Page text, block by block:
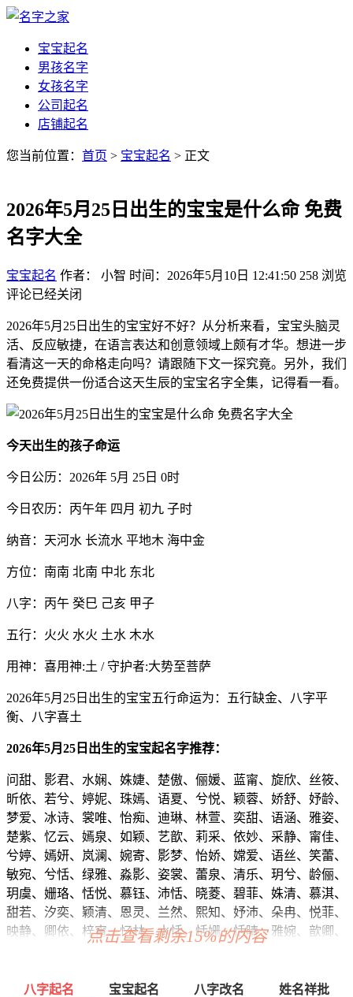
宝宝起名
男孩名字
女孩名字
公司起名
店铺起名
您当前位置： 首页 > 宝宝起名 > 正文
2026年5月25日出生的宝宝是什么命 免费
名字大全
宝宝起名 作者： 小智 时间：2026年5月10日 12:41:50 258 浏览
评论已经关闭
2026年5月25日出生的宝宝好不好？从分析来看，宝宝头脑灵
活、反应敏捷，在语言表达和创意领域上颇有才华。想进一步
看清这一天的命格走向吗？请跟随下文一探究竟。另外，我们
还免费提供一份适合这天生辰的宝宝名字全集，记得看一看。
今天出生的孩子命运
今日公历：2026年 5月 25日 0时
今日农历：丙午年 四月 初九 子时
纳音：天河水 长流水 平地木 海中金
方位：南南 北南 中北 东北
八字：丙午 癸巳 己亥 甲子
五行：火火 水火 土水 木水
用神：喜用神:土 / 守护者:大势至菩萨
2026年5月25日出生的宝宝五行命运为：五行缺金、八字平
衡、八字喜土
2026年5月25日出生的宝宝起名字推荐：
问甜、影君、水娴、姝婕、楚傲、俪媛、蓝甯、旋欣、丝筱、
昕依、若兮、婷妮、珠嫣、语夏、兮悦、颖蓉、娇舒、妤龄、
梦爱、冰诗、裳唯、怡痴、迪琳、林萱、奕甜、语涵、雅姿、
楚紫、忆云、嫣泉、如颖、艺歆、莉采、依妙、采静、甯佳、
兮婷、嫣妍、岚澜、婉寄、影梦、怡娇、嫦爱、语丝、笑蕾、
敏宛、兮恬、绿雅、淼影、姿裳、蕾泉、清乐、玥兮、龄俪、
玥虞、姗珞、恬悦、慕钰、沛恬、晓菱、碧菲、姝清、慕淇、
甜若、汐奕、颖清、恩灵、兰然、熙知、妤沛、朵冉、悦菲、
映静、卿依、梓甯、忆林、水恬、恬姗、恬晴、雅婉、歆卿、
迪梦、蓓虹、嫣水、馨虞、林卿、馨璇、思泉、碧姿、依若、
点击查看剩余15%的内容
八字起名 宝宝起名 八字改名 姓名祥批